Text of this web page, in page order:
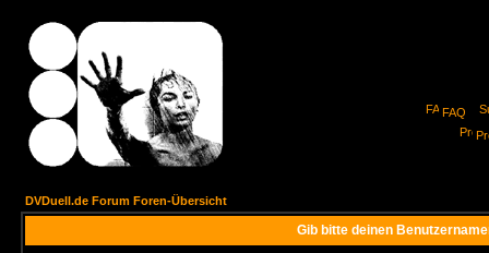
FAQ
DVDuell.de Forum Foren-Übersicht
Gib bitte deinen